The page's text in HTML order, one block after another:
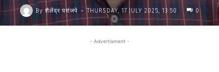
By शैलेंद्र परांजपे - THURSDAY, 17 JULY 2025, 13:50 0
- Advertisment -